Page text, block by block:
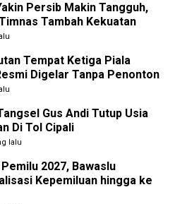
Persib Makin Tangguh,
Tambah Kekuatan
Tempat Ketiga Piala
Digelar Tanpa Penonton
Gus Andi Tutup Usia
Di Tol Cipali
lalu
2027, Bawaslu
Kepemiluan hingga ke